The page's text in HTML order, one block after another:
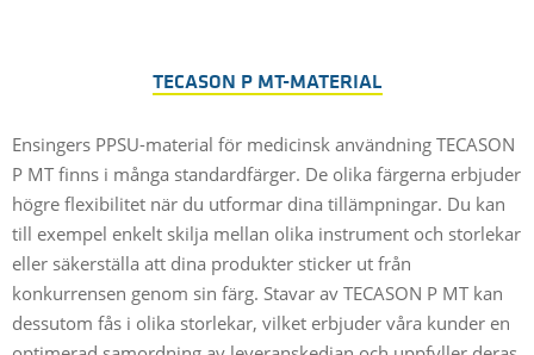
TECASON P MT-MATERIAL
Ensingers PPSU-material för medicinsk användning TECASON
P MT finns i många standardfärger. De olika färgerna erbjuder
högre flexibilitet när du utformar dina tillämpningar. Du kan
till exempel enkelt skilja mellan olika instrument och storlekar
eller säkerställa att dina produkter sticker ut från
konkurrensen genom sin färg. Stavar av TECASON P MT kan
dessutom fås i olika storlekar, vilket erbjuder våra kunder en